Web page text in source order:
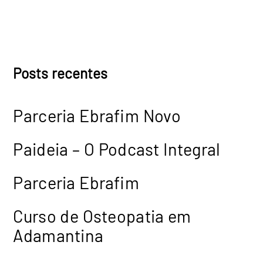
Posts recentes
Parceria Ebrafim Novo
Paideia – O Podcast Integral
Parceria Ebrafim
Curso de Osteopatia em
Adamantina